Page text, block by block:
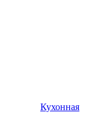
Кухонная